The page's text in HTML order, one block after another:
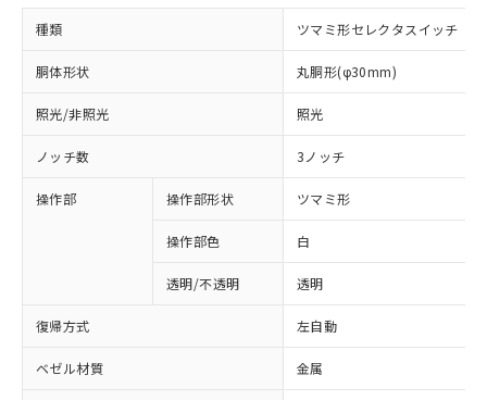
種類 ツマミ形セレクタスイッチ
胴体形状 丸胴形(φ30mm)
照光/非照光 照光
ノッチ数 3ノッチ
操作部 操作部形状 ツマミ形
操作部色 白
透明/不透明 透明
復帰方式 左自動
ベゼル材質 金属